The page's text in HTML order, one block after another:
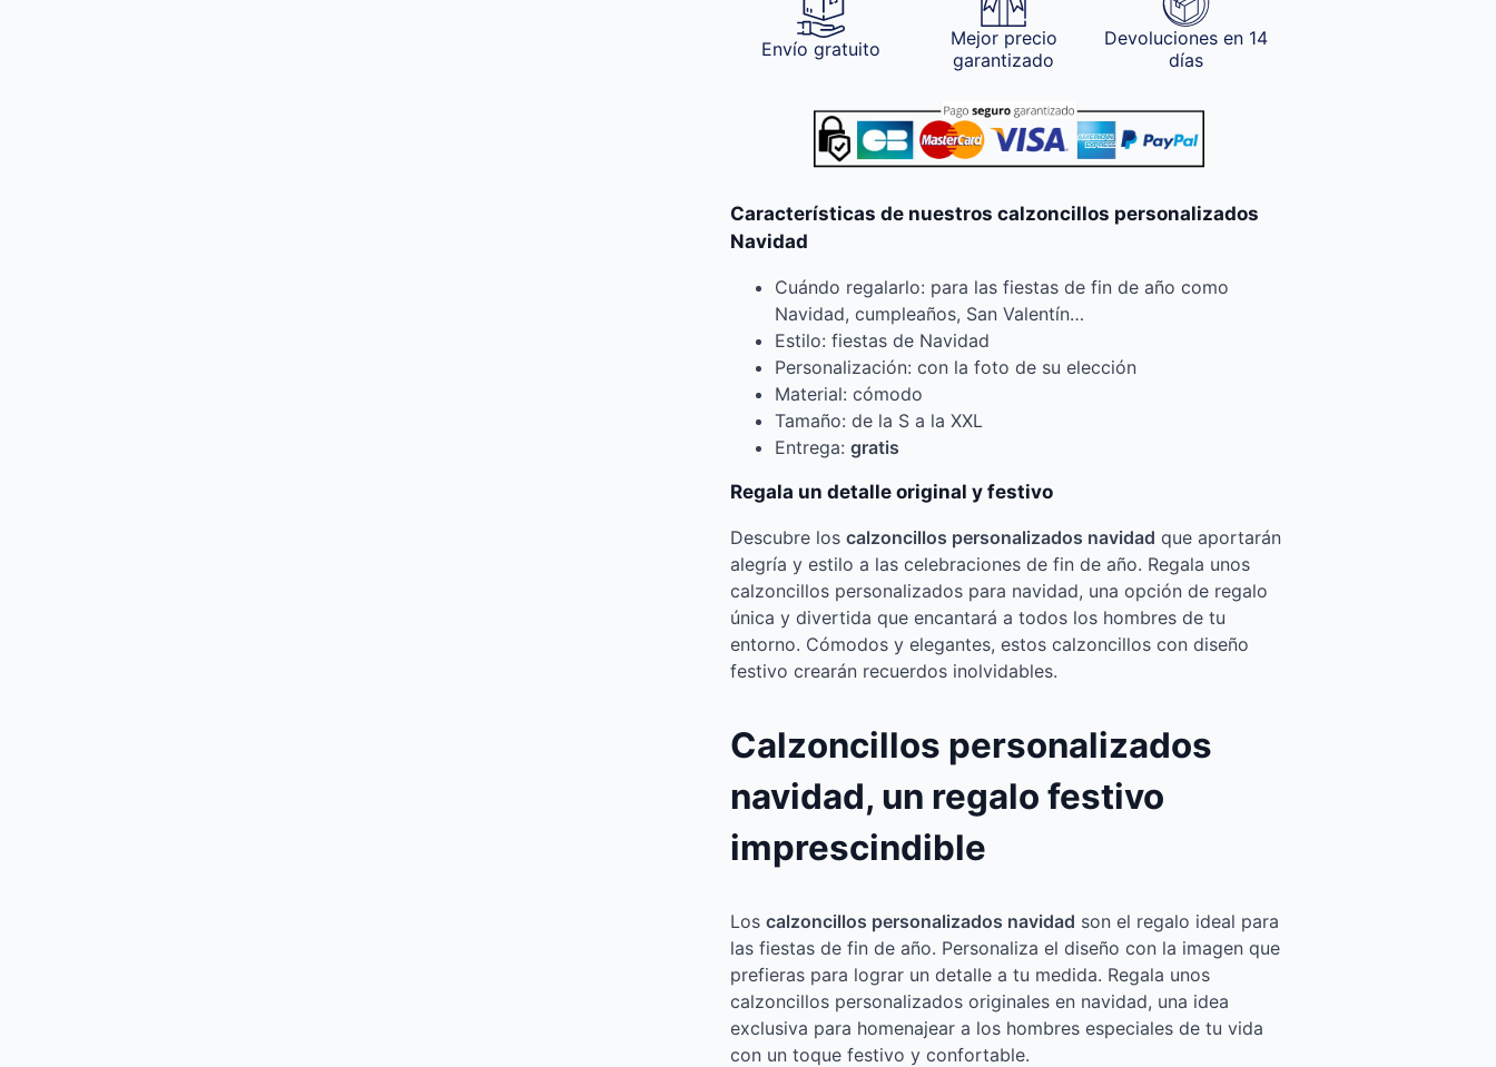
Envío gratuito
Mejor precio
garantizado
Devoluciones en 14
días
Características de nuestros calzoncillos personalizados
Navidad
Cuándo regalarlo: para las fiestas de fin de año como
Navidad, cumpleaños, San Valentín…
Estilo: fiestas de Navidad
Personalización: con la foto de su elección
Material: cómodo
Tamaño: de la S a la XXL
Entrega: gratis
Regala un detalle original y festivo
Descubre los calzoncillos personalizados navidad que aportarán
alegría y estilo a las celebraciones de fin de año. Regala unos
calzoncillos personalizados para navidad, una opción de regalo
única y divertida que encantará a todos los hombres de tu
entorno. Cómodos y elegantes, estos calzoncillos con diseño
festivo crearán recuerdos inolvidables.
Calzoncillos personalizados
navidad, un regalo festivo
imprescindible
Los calzoncillos personalizados navidad son el regalo ideal para
las fiestas de fin de año. Personaliza el diseño con la imagen que
prefieras para lograr un detalle a tu medida. Regala unos
calzoncillos personalizados originales en navidad, una idea
exclusiva para homenajear a los hombres especiales de tu vida
con un toque festivo y confortable.